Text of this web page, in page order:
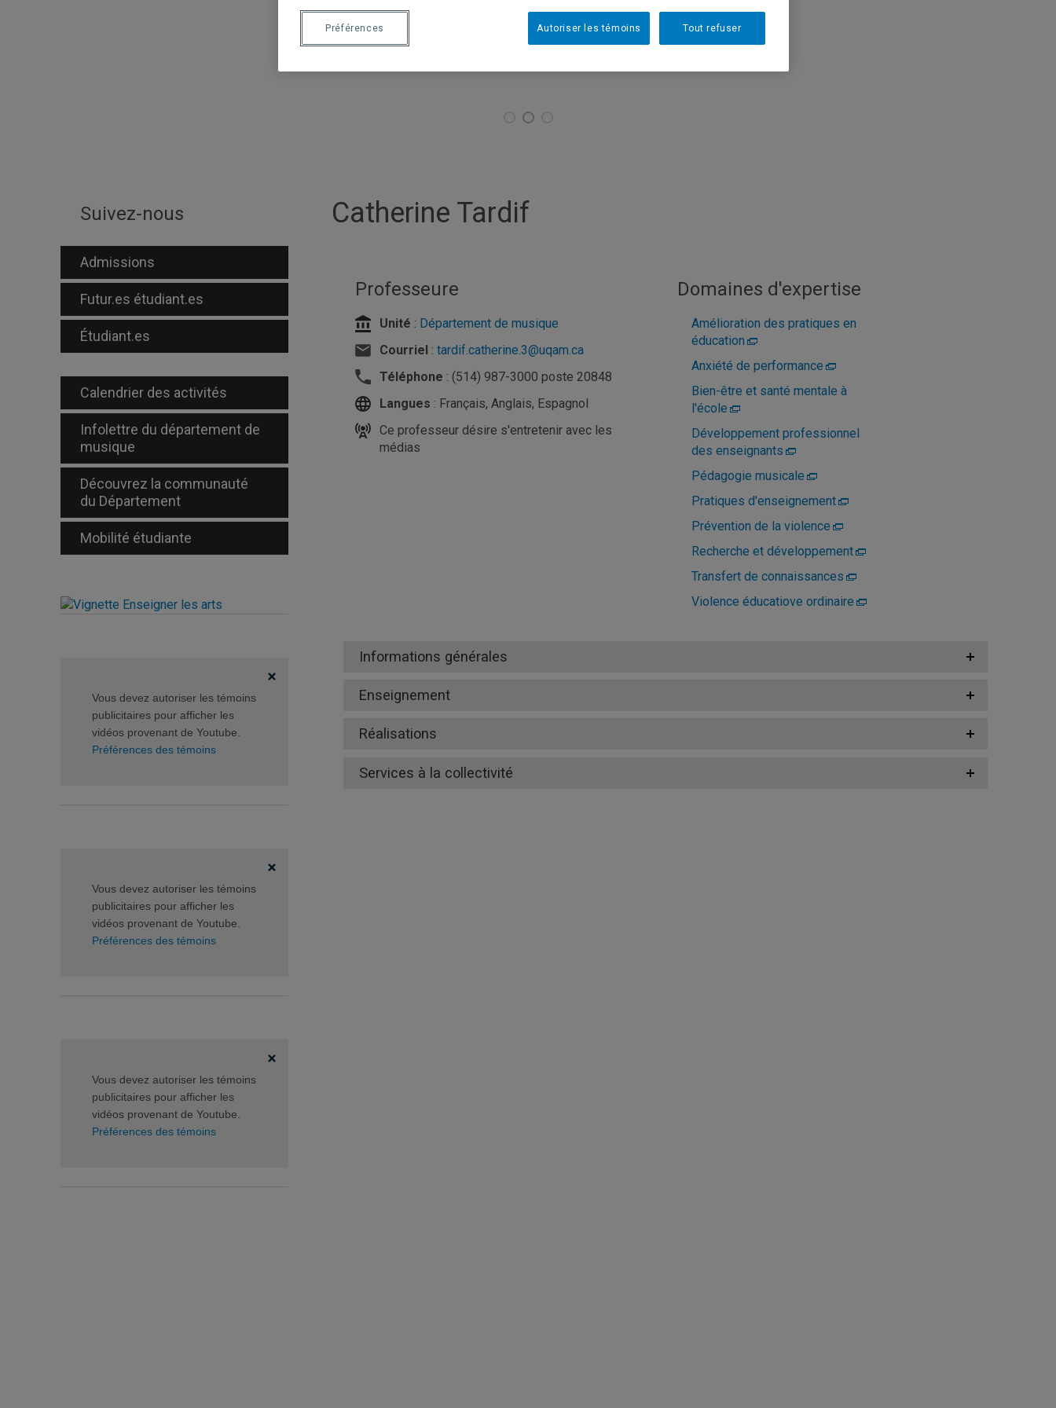
Suivez-nous
Admissions
Futur.es étudiant.es
Étudiant.es
Calendrier des activités
Infolettre du département de
musique
Découvrez la communauté
du Département
Mobilité étudiante
Vous devez autoriser les témoins
publicitaires pour afficher les
vidéos provenant de Youtube.
Préférences des témoins
Vous devez autoriser les témoins
publicitaires pour afficher les
vidéos provenant de Youtube.
Préférences des témoins
Vous devez autoriser les témoins
publicitaires pour afficher les
vidéos provenant de Youtube.
Préférences des témoins
Catherine Tardif
Professeure
Unité : Département de musique
Courriel : tardif.catherine.3@uqam.ca
Téléphone : (514) 987-3000 poste 20848
Langues : Français, Anglais, Espagnol
Ce professeur désire s'entretenir avec les
médias
Domaines d'expertise
Amélioration des pratiques en
éducation
Anxiété de performance
Bien-être et santé mentale à
l'école
Développement professionnel
des enseignants
Pédagogie musicale
Pratiques d'enseignement
Prévention de la violence
Recherche et développement
Transfert de connaissances
Violence éducatiove ordinaire
Informations générales
Enseignement
Réalisations
Services à la collectivité
Tout refuser
Autoriser les témoins
Préférences